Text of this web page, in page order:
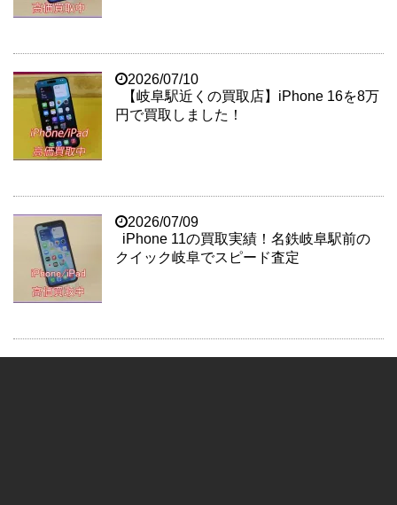
2026/07/10
【岐阜駅近くの買取店】iPhone 16を8万
円で買取しました！
2026/07/09
iPhone 11の買取実績！名鉄岐阜駅前の
クイック岐阜でスピード査定